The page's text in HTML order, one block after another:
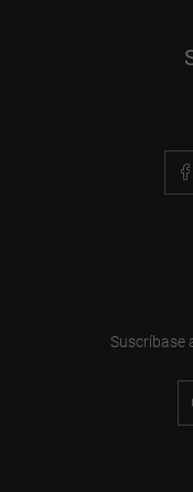
Suscríbase